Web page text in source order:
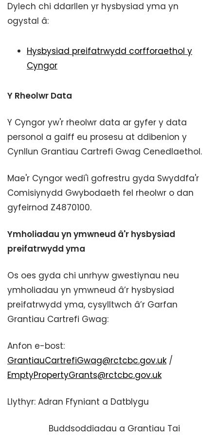
Dylech chi ddarllen yr hysbysiad yma yn
ogystal â:
Hysbysiad preifatrwydd corfforaethol y
Cyngor
Y Rheolwr Data
Y Cyngor yw'r rheolwr data ar gyfer y data
personol a gaiff eu prosesu at ddibenion y
Cynllun Grantiau Cartrefi Gwag Cenedlaethol.
Mae'r Cyngor wedi'i gofrestru gyda Swyddfa'r
Comisiynydd Gwybodaeth fel rheolwr o dan
gyfeirnod Z4870100.
Ymholiadau yn ymwneud â'r hysbysiad
preifatrwydd yma
Os oes gyda chi unrhyw gwestiynau neu
ymholiadau yn ymwneud â’r hysbysiad
preifatrwydd yma, cysylltwch â’r Garfan
Grantiau Cartrefi Gwag:
Anfon e-bost:
GrantiauCartrefiGwag@rctcbc.gov.uk /
EmptyPropertyGrants@rctcbc.gov.uk
Llythyr: Adran Ffyniant a Datblygu
Buddsoddiadau a Grantiau Tai